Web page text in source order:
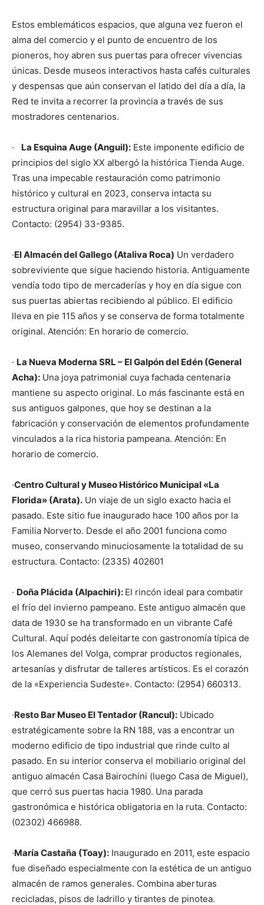
Estos emblemáticos espacios, que alguna vez fueron el
alma del comercio y el punto de encuentro de los
pioneros, hoy abren sus puertas para ofrecer vivencias
únicas. Desde museos interactivos hasta cafés culturales
y despensas que aún conservan el latido del día a día, la
Red te invita a recorrer la provincia a través de sus
mostradores centenarios.
· La Esquina Auge (Anguil): Este imponente edificio de
principios del siglo XX albergó la histórica Tienda Auge.
Tras una impecable restauración como patrimonio
histórico y cultural en 2023, conserva intacta su
estructura original para maravillar a los visitantes.
Contacto: (2954) 33-9385.
·El Almacén del Gallego (Ataliva Roca) Un verdadero
sobreviviente que sigue haciendo historia. Antiguamente
vendía todo tipo de mercaderías y hoy en día sigue con
sus puertas abiertas recibiendo al público. El edificio
lleva en pie 115 años y se conserva de forma totalmente
original. Atención: En horario de comercio.
· La Nueva Moderna SRL – El Galpón del Edén (General
Acha): Una joya patrimonial cuya fachada centenaria
mantiene su aspecto original. Lo más fascinante está en
sus antiguos galpones, que hoy se destinan a la
fabricación y conservación de elementos profundamente
vinculados a la rica historia pampeana. Atención: En
horario de comercio.
·Centro Cultural y Museo Histórico Municipal «La
Florida» (Arata). Un viaje de un siglo exacto hacia el
pasado. Este sitio fue inaugurado hace 100 años por la
Familia Norverto. Desde el año 2001 funciona como
museo, conservando minuciosamente la totalidad de su
estructura. Contacto: (2335) 402601
· Doña Plácida (Alpachiri): El rincón ideal para combatir
el frío del invierno pampeano. Este antiguo almacén que
data de 1930 se ha transformado en un vibrante Café
Cultural. Aquí podés deleitarte con gastronomía típica de
los Alemanes del Volga, comprar productos regionales,
artesanías y disfrutar de talleres artísticos. Es el corazón
de la «Experiencia Sudeste». Contacto: (2954) 660313.
·Resto Bar Museo El Tentador (Rancul): Ubicado
estratégicamente sobre la RN 188, vas a encontrar un
moderno edificio de tipo industrial que rinde culto al
pasado. En su interior conserva el mobiliario original del
antiguo almacén Casa Bairochini (luego Casa de Miguel),
que cerró sus puertas hacia 1980. Una parada
gastronómica e histórica obligatoria en la ruta. Contacto:
(02302) 466988.
·María Castaña (Toay): Inaugurado en 2011, este espacio
fue diseñado especialmente con la estética de un antiguo
almacén de ramos generales. Combina aberturas
recicladas, pisos de ladrillo y tirantes de pinotea.